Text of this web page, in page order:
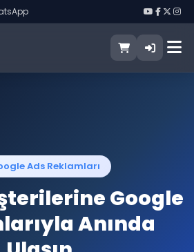
Ads Reklamları
Google
Anında